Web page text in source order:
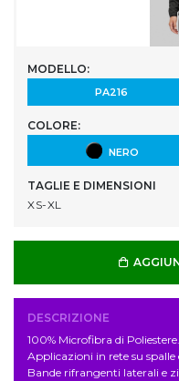
MODELLO:
PA216
COLORE:
NERO
TAGLIE E DIMENSIONI
XS-XL
DESCRIZIONE
100% Microfibra di
Applicazioni in rete su
Bande rifrangenti laterali e